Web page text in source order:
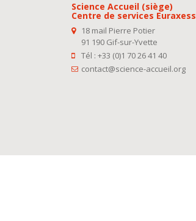
Science Accueil (siège)
Centre de services Euraxess
18 mail Pierre Potier
91 190 Gif-sur-Yvette
Tél : +33 (0)1 70 26 41 40
contact@science-accueil.org